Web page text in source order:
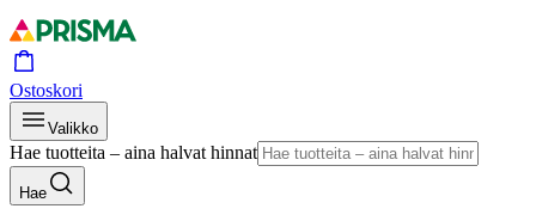
Ostoskori
Valikko
Hae tuotteita – aina halvat hinnat
Hae